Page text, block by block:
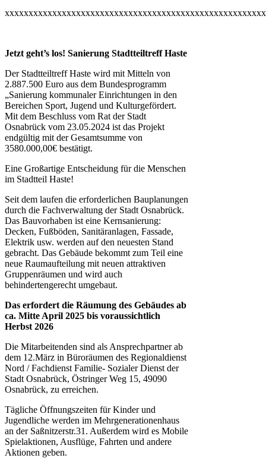
Jetzt geht’s los! Sanierung Stadtteiltreff Haste
Der Stadtteiltreff Haste wird mit Mitteln von
2.887.500 Euro aus dem Bundesprogramm
„Sanierung kommunaler Einrichtungen in den
Bereichen Sport, Jugend und Kulturgefördert.
Mit dem Beschluss vom Rat der Stadt
Osnabrück vom 23.05.2024 ist das Projekt
endgültig mit der Gesamtsumme von
3580.000,00€ bestätigt.
Eine Großartige Entscheidung für die Menschen
im Stadtteil Haste!
Seit dem laufen die erforderlichen Bauplanungen
durch die Fachverwaltung der Stadt Osnabrück.
Das Bauvorhaben ist eine Kernsanierung:
Decken, Fußböden, Sanitäranlagen, Fassade,
Elektrik usw. werden auf den neuesten Stand
gebracht. Das Gebäude bekommt zum Teil eine
neue Raumaufteilung mit neuen attraktiven
Gruppenräumen und wird auch
behindertengerecht umgebaut.
Das erfordert die Räumung des Gebäudes ab
ca. Mitte April 2025 bis voraussichtlich
Herbst 2026
Die Mitarbeitenden sind als Ansprechpartner ab
dem 12.März in Büroräumen des Regionaldienst
Nord / Fachdienst Familie- Sozialer Dienst der
Stadt Osnabrück, Östringer Weg 15, 49090
Osnabrück, zu erreichen.
Tägliche Öffnungszeiten für Kinder und
Jugendliche werden im Mehrgenerationenhaus
an der Saßnitzerstr.31. Außerdem wird es Mobile
Spielaktionen, Ausflüge, Fahrten und andere
Aktionen geben.